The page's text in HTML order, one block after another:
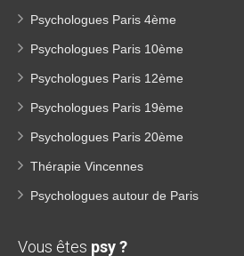
Psychologues Paris 4ème
Psychologues Paris 10ème
Psychologues Paris 12ème
Psychologues Paris 19ème
Psychologues Paris 20ème
Thérapie Vincennes
Psychologues autour de Paris
Vous êtes psy ?